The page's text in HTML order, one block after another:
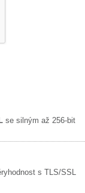
se silným až 256-bit
s TLS/SSL